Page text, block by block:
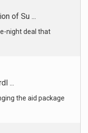
...
the aid package
Is ...
unfettered military